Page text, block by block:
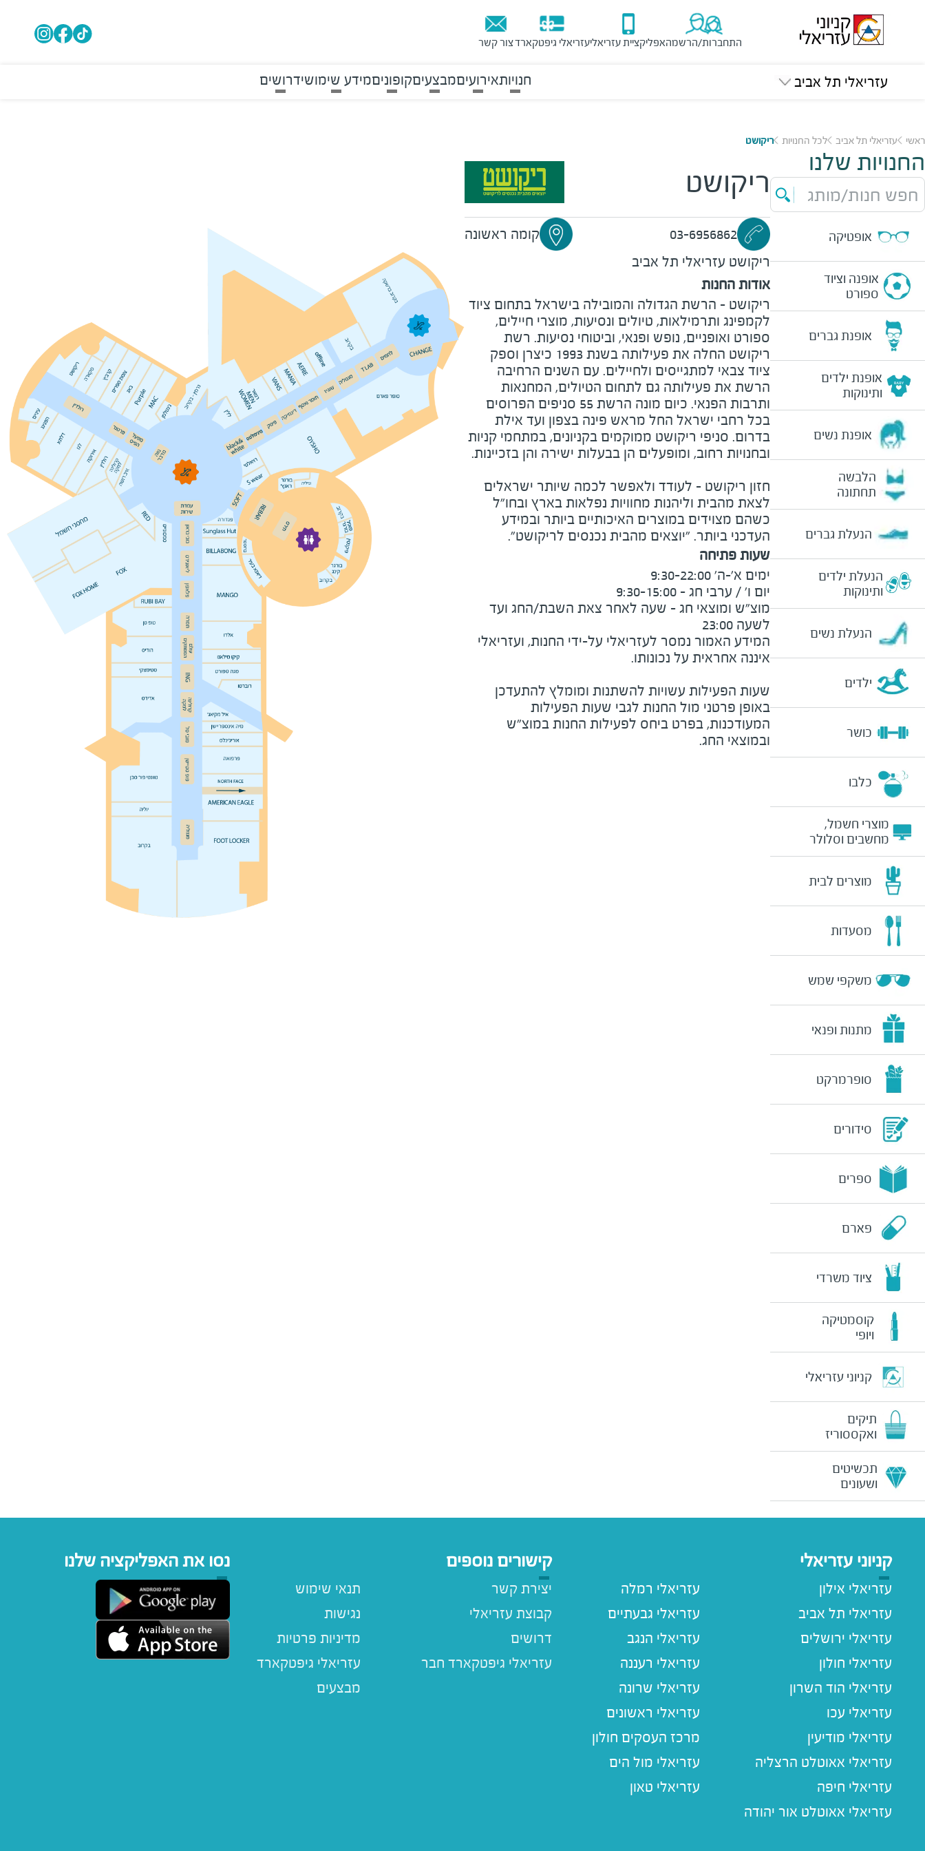
התחברות/הרשמהאפליקציית עזריאליעזריאלי גיפטקארדצור קשר
עזריאלי תל אביב חנויותאירועיםמבצעיםקופוניםמידע שימושידרושים
ראשי עזריאלי תל אביב לכל החנויות ריקושט
החנויות שלנו
חפש חנות/מותג
אופטיקה
אופנה וציוד
ספורט
אופנת גברים
אופנת ילדים
ותינוקות
אופנת נשים
הלבשה
תחתונה
הנעלת גברים
הנעלת ילדים
ותינוקות
הנעלת נשים
ילדים
כושר
כלבו
מוצרי חשמל,
מחשבים וסלולר
מוצרים לבית
מסעדות
משקפי שמש
מתנות ופנאי
סופרמרקט
סידורים
ספרים
פארם
ציוד משרדי
קוסמטיקה
ויופי
קניוני עזריאלי
תיקים
ואקססוריז
תכשיטים
ושעונים
ריקושט
03-6956862
קומה ראשונה
ריקושט עזריאלי תל אביב
אודות החנות
ריקושט - הרשת הגדולה והמובילה בישראל בתחום ציוד
לקמפינג ותרמילאות, טיולים ונסיעות, מוצרי חיילים,
ספורט ואופניים, נופש ופנאי, וביטוחי נסיעות. רשת
ריקושט החלה את פעילותה בשנת 1993 כיצרן וספק
ציוד צבאי למתגייסים ולחיילים. עם השנים הרחיבה
הרשת את פעילותה גם לתחום הטיולים, המחנאות
ותרבות הפנאי. כיום מונה הרשת 55 סניפים הפרוסים
בכל רחבי ישראל החל מראש פינה בצפון ועד אילת
בדרום. סניפי ריקושט ממוקמים בקניונים, במתחמי קניות
ובחנויות רחוב, ומופעלים הן בבעלות ישירה והן בזכיינות.
חזון ריקושט - לעודד ולאפשר לכמה שיותר ישראלים
לצאת מהבית וליהנות מחוויות נפלאות בארץ ובחו"ל
כשהם מצוידים במוצרים האיכותיים ביותר ובמידע
העדכני ביותר. "יוצאים מהבית נכנסים לריקושט".
שעות פתיחה
לשעה 23:00
המידע האמור נמסר לעזריאלי על-ידי החנות, ועזריאלי
שעות הפעילות עשויות להשתנות ומומלץ להתעדכן
באופן פרטני מול החנות לגבי שעות הפעילות
המעודכנות, בפרט ביחס לפעילות החנות במוצ"ש
ובמוצאי החג.
קניוני עזריאלי
עזריאלי אילון
עזריאלי תל אביב
עזריאלי ירושלים
עזריאלי חולון
עזריאלי הוד השרון
עזריאלי עכו
עזריאלי מודיעין
עזריאלי אאוטלט הרצליה
עזריאלי חיפה
עזריאלי אאוטלט אור יהודה
עזריאלי רמלה
עזריאלי גבעתיים
עזריאלי הנגב
עזריאלי רעננה
עזריאלי שרונה
עזריאלי ראשונים
מרכז העסקים חולון
עזריאלי מול הים
עזריאלי טאון
קישורים נוספים
תנאי שימוש
נגישות
מדיניות פרטיות
עזריאלי גיפטקארד
מבצעים
יצירת קשר
קבוצת עזריאלי
דרושים
נסו את האפליקציה שלנו